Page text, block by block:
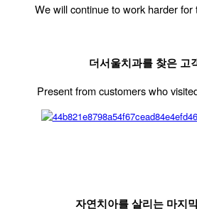
We will continue to work harder for
더서울치과를 찾은 고
Present from customers who
자연치아를 살리는 마지